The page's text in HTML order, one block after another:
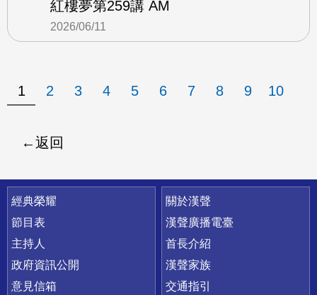
紅樓夢第259講 AM
2026/06/11
1 2 3 4 5 6 7 8 9 10
返回
快速連結
經典榮耀
節目表
主持人
政府資訊公開
意見信箱
關於漢聲
漢聲廣播電臺
首長介紹
漢聲家族
交通指引